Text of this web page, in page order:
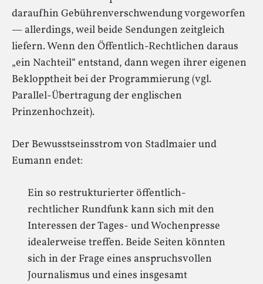
daraufhin Gebührenverschwendung vorgeworfen
— allerdings, weil beide Sendungen zeitgleich
liefern. Wenn den Öffentlich-Rechtlichen daraus
„ein Nachteil“ entstand, dann wegen ihrer eigenen
Beklopptheit bei der Programmierung (vgl.
Parallel-Übertragung der englischen
Prinzenhochzeit).
Der Bewusstseinsstrom von Stadlmaier und
Eumann endet:
Ein so restrukturierter öffentlich-
rechtlicher Rundfunk kann sich mit den
Interessen der Tages- und Wochenpresse
idealerweise treffen. Beide Seiten könnten
sich in der Frage eines anspruchsvollen
Journalismus und eines insgesamt